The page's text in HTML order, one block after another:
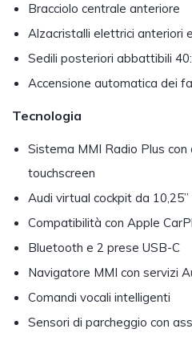
Bracciolo centrale anteriore
Alzacristalli elettrici anteriori
Sedili posteriori abbattibili
Accensione automatica dei
Tecnologia
Sistema MMI Radio Plus con
touchscreen
Audi virtual cockpit da 10,25”
Compatibilità con Apple
Bluetooth e 2 prese USB-C
Navigatore MMI con servizi
Comandi vocali intelligenti
Sensori di parcheggio con